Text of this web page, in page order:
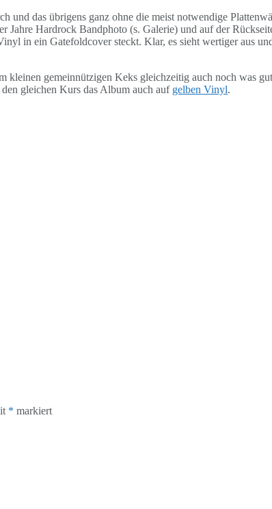
das übrigens ganz ohne die meist notwendige
Jahre Hardrock Bandphoto (s. Galerie) und auf der
in ein Gatefoldcover steckt. Klar, es sieht wertiger aus
kleinen gemeinnützigen Keks gleichzeitig auch noch was
gleichen Kurs das Album auch auf gelben Vinyl.
* markiert